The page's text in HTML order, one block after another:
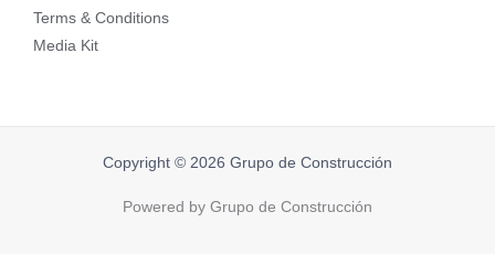
Terms & Conditions
Media Kit
Copyright © 2026 Grupo de Construcción
Powered by Grupo de Construcción